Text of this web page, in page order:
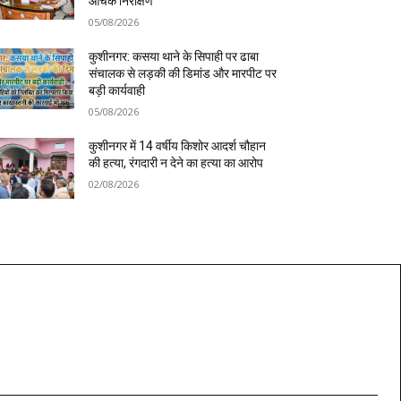
05/08/2026
कुशीनगर: कसया थाने के सिपाही पर ढाबा
संचालक से लड़की की डिमांड और मारपीट पर
बड़ी कार्यवाही
05/08/2026
कुशीनगर में 14 वर्षीय किशोर आदर्श चौहान
की हत्या, रंगदारी न देने का हत्या का आरोप
02/08/2026